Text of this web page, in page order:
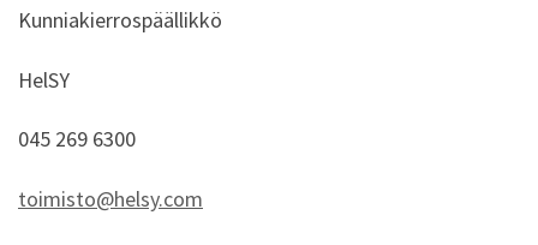
Kunniakierrospäällikkö
HelSY
045 269 6300
toimisto@helsy.com